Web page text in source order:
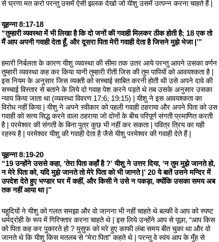
से घ्रणा मत करो परन्तु उसमें ऐसी झलक देखो जो यीशु उसमें उत्पन्न करना चाहते हैं |
यूहन्ना 8:17-18
“तुम्हारी व्यवस्था में भी लिखा है कि दो जनों की गवाही मिलकर ठीक होती है; 18 एक तो
मैं आप अपनी गवाही देता हूँ, और दूसरा पिता मेरी गवाही देता है जिसने मुझे भेजा |’”
हमारी निर्बलता के कारण यीशु व्यवस्था की सीमा तक उतर आये परन्तु आपने उसका वर्णन
तुम्हारी व्यवस्था कह कर किया यानी तुम्हारी रीती जिस की तुम पापियों को आवयश्कता है |
इस नियम के अनुसार जिस व्यक्ती को सच्चाई साबित करनी होती थी उसे अपने दावे की
सच्चाई विस्तार से बताने के लिये दो गवाह पेश करने पड़ते थे तब उसके अनुसार उसका
न्याय किया जाता था (व्यवस्था विवरण 17:6; 19:15) | यीशु ने इस आवयश्कता का
विरोध नहीं किया | यीशु ने अपने स्वीकार को पहली गवाही ठहराया और अपने पिता को उस
गवाही को सत्य सिद्ध करने वाला ठहराया जो दोनों के बीच परिपूर्ण संगती प्रमाणित करती
है | परमेश्वर की संगती के बिना पुत्र कुछ भी नहीं कर सकता | पवित्र त्रिय का यही
रहस्य है | परमेश्वर यीशु की गवाही देता है जैसे यीशु परमेश्वर की गवाही देते हैं |
यूहन्ना 8:19-20
“19 उन्होंने उससे कहा, ‘तेरा पिता कहाँ है ?’ यीशु ने उत्तर दिया, ‘न तुम मुझे जानते हो,
न मेरे पिता को, यदि मुझे जानते तो मेरे पिता को भी जानते |’ 20 ये बातें उसने मन्दिर में
उपदेश देते हुए भण्डार घर में कहीं, और किसी ने उसे न पकड़ा, क्योंकि उसका समय अब
तक नहीं आया था |”
यहूदियों ने यीशु को गलत समझा और वो जानना भी नहीं चाहते थे बल्की वे आप को स्पष्ट
धर्मद्रोही के रूप में गिरिफ्तार करना चाहते थे | इस लिये उन्होंने आप से पूछा, “आप किस
को पिता कह कर पुकारते हो ? युसुफ को मरे हुए काफी लंबा समय बीत चुका था और वो
जानते थे कि यीशु किस मतलब से “मेरा पिता” कहते थे | परन्तु वे स्वंय आप के मुँह से